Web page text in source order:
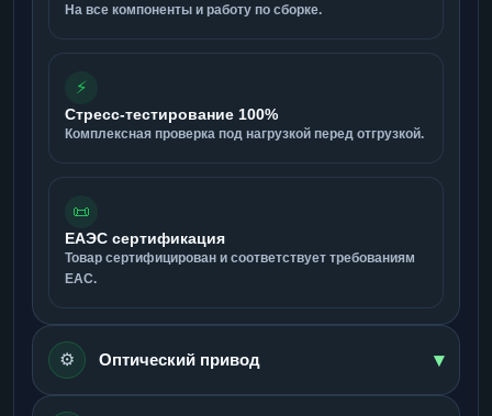
На все компоненты и работу по сборке.
⚡
Стресс-тестирование 100%
Комплексная проверка под нагрузкой перед отгрузкой.
📜
ЕАЭС сертификация
Товар сертифицирован и соответствует требованиям
ЕАС.
⚙️ Оптический привод ▾